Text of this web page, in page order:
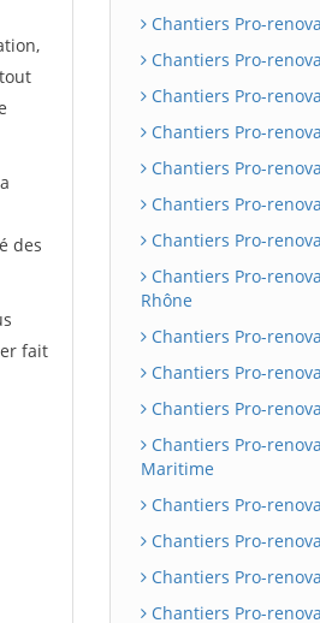
des
fait
Chantiers Pro-
Chantiers Pro-
Chantiers Pro-
Chantiers Pro-
Chantiers Pro-
Chantiers Pro-
Chantiers Pro-
Chantiers Pro-
Rhône
Chantiers Pro-
Chantiers Pro-
Chantiers Pro-
Chantiers Pro-
Maritime
Chantiers Pro-
Chantiers Pro-
Chantiers Pro-
Chantiers Pro-